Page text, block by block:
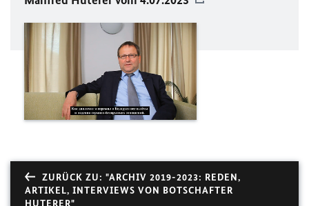
ZURÜCK ZU: "ARCHIV 2019-2023: REDEN,
ARTIKEL, INTERVIEWS VON BOTSCHAFTER
HUTERER"